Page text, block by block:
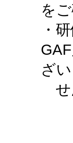
を
・
ざい
せ